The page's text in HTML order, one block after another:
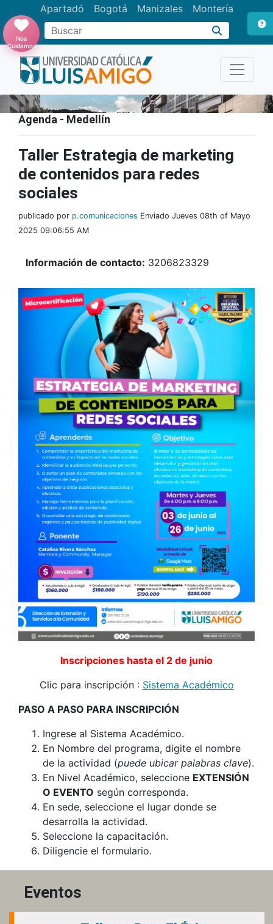
Apartadó Bogotá Manizales Montería
Buscar
Nos
Cuidamos
Agenda - Medellín
Taller Estrategia de marketing
de contenidos para redes
sociales
publicado por p.comunicaciones Enviado Jueves 08th of Mayo
2025 09:06:55 AM
Información de contacto: 3206823329
Inscripciones hasta el 2 de junio
Clic para inscripción : Sistema Académico
PASO A PASO PARA INSCRIPCIÓN
Ingrese al Sistema Académico.
En Nombre del programa, digite el nombre
de la actividad (puede ubicar palabras clave).
En Nivel Académico, seleccione EXTENSIÓN
O EVENTO según corresponda.
En sede, seleccione el lugar donde se
desarrolla la actividad.
Seleccione la capacitación.
Diligencie el formulario.
Eventos